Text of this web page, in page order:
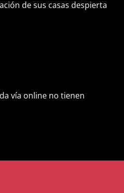
de sus casas despierta
vía online no tienen